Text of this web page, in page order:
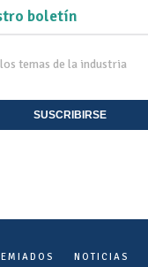
boletín
temas de la industria
SUSCRIBIRSE
NOTICIAS